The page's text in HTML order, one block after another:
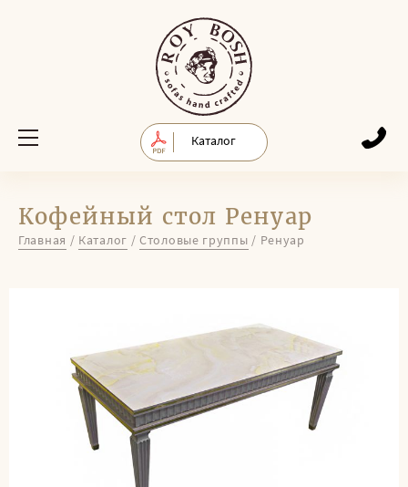
Каталог
Кофейный стол Ренуар
Главная / Каталог / Столовые группы / Ренуар